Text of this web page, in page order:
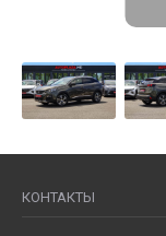
КОНТАКТЫ